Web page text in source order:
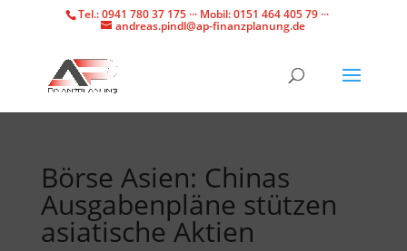
Tel.: 0941 780 37 175 ··· Mobil: 0151 464 405 79 ···
andreas.pindl@ap-finanzplanung.de
Börse Asien: Chinas
Ausgabenpläne stützen
asiatische Aktien